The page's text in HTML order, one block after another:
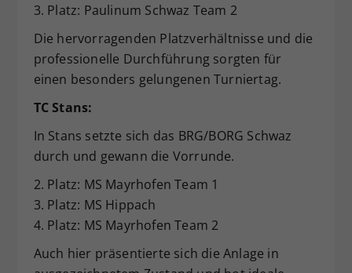
3. Platz: Paulinum Schwaz Team 2
Die hervorragenden Platzverhältnisse und die
professionelle Durchführung sorgten für
einen besonders gelungenen Turniertag.
TC Stans:
In Stans setzte sich das BRG/BORG Schwaz
durch und gewann die Vorrunde.
2. Platz: MS Mayrhofen Team 1
3. Platz: MS Hippach
4. Platz: MS Mayrhofen Team 2
Auch hier präsentierte sich die Anlage in